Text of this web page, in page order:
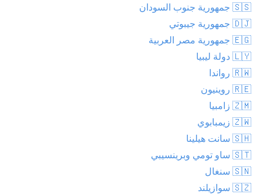
🇸🇸 جمهورية جنوب السودان
🇩🇯 جمهورية جيبوتي
🇪🇬 جمهورية مصر العربية
🇱🇾 دولة ليبيا
🇷🇼 رواندا
🇷🇪 روينيون
🇿🇲 زامبيا
🇿🇼 زيمبابوي
🇸🇭 سانت هيلينا
🇸🇹 ساو تومي وبرينسيبي
🇸🇳 سنغال
🇸🇿 سوازيلند